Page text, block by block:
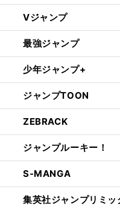
Vジャンプ
最強ジャンプ
少年ジャンプ+
ジャンプTOON
ZEBRACK
ジャンプルーキー！
S-MANGA
集英社ジャンプリミッ